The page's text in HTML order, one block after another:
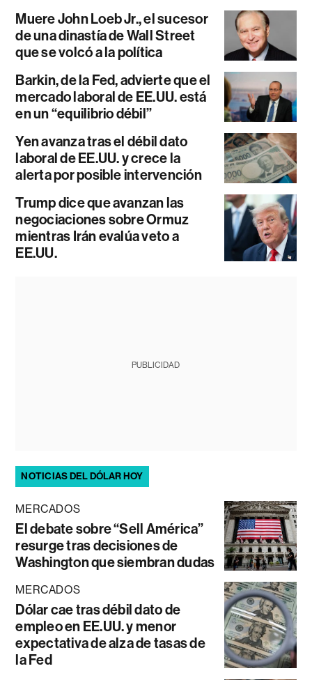
Muere John Loeb Jr., el sucesor
de una dinastía de Wall Street
que se volcó a la política
Barkin, de la Fed, advierte que el
mercado laboral de EE.UU. está
en un “equilibrio débil”
Yen avanza tras el débil dato
laboral de EE.UU. y crece la
alerta por posible intervención
Trump dice que avanzan las
negociaciones sobre Ormuz
mientras Irán evalúa veto a
EE.UU.
PUBLICIDAD
NOTICIAS DEL DÓLAR HOY
MERCADOS
El debate sobre “Sell América”
resurge tras decisiones de
Washington que siembran dudas
MERCADOS
Dólar cae tras débil dato de
empleo en EE.UU. y menor
expectativa de alza de tasas de
la Fed